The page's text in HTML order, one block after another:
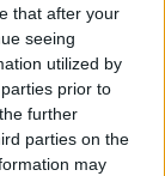
that after your
seeing
utilized by
prior to
further
parties on the
may